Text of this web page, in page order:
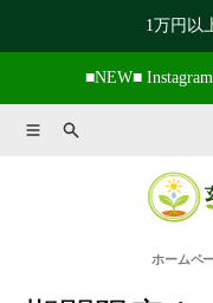
1万円以
■NEW■
メニュー捜索
ホームペ